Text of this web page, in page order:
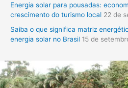
o
r
:
Energia solar para pousadas:
crescimento do turismo local 22 de
Saiba o que significa matriz
energia solar no Brasil 15 de